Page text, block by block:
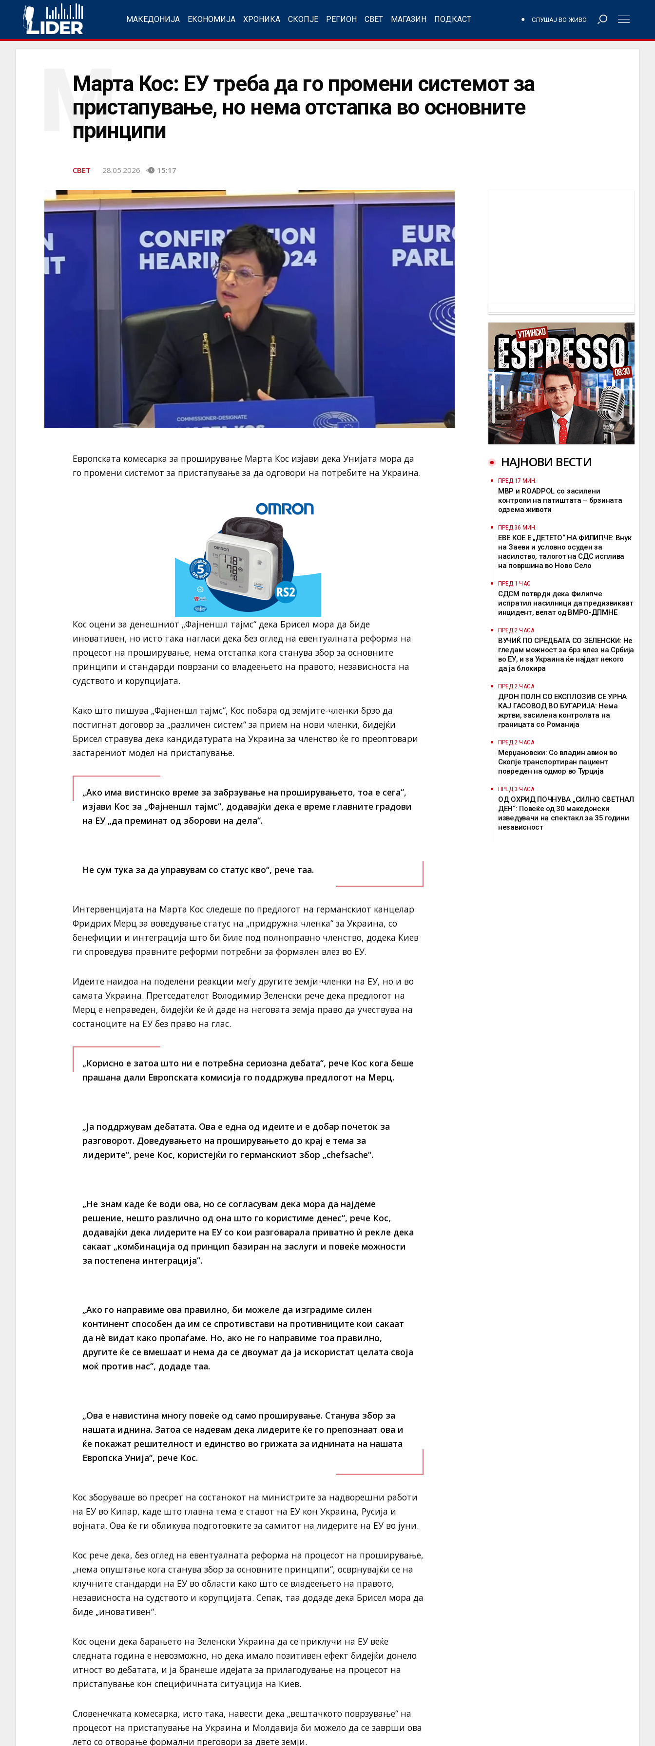
МАКЕДОНИЈА ЕКОНОМИЈА ХРОНИКА СКОПЈЕ РЕГИОН СВЕТ МАГАЗИН ПОДКАСТ СЛУШАЈ ВО ЖИВО
Марта Кос: ЕУ треба да го промени системот за
пристапување, но нема отстапка во основните
принципи
М
СВЕТ 28.05.2026. 15:17
Европската комесарка за проширување Марта Кос изјави дека Унијата мора да
го промени системот за пристапување за да одговори на потребите на Украина.
Кос оцени за денешниот „Фајненшл тајмс“ дека Брисел мора да биде
иновативен, но исто така нагласи дека без оглед на евентуалната реформа на
процесот на проширување, нема отстапка кога станува збор за основните
принципи и стандарди поврзани со владеењето на правото, независноста на
судството и корупцијата.
Како што пишува „Фајненшл тајмс“, Кос побара од земјите-членки брзо да
постигнат договор за „различен систем“ за прием на нови членки, бидејќи
Брисел стравува дека кандидатурата на Украина за членство ќе го преоптовари
застарениот модел на пристапување.
„Ако има вистинско време за забрзување на проширувањето, тоа е сега“,
изјави Кос за „Фајненшл тајмс“, додавајќи дека е време главните градови
на ЕУ „да преминат од зборови на дела“.
Не сум тука за да управувам со статус кво“, рече таа.
Интервенцијата на Марта Кос следеше по предлогот на германскиот канцелар
Фридрих Мерц за воведување статус на „придружна членка“ за Украина, со
бенефиции и интеграција што би биле под полноправно членство, додека Киев
ги спроведува правните реформи потребни за формален влез во ЕУ.
Идеите наидоа на поделени реакции меѓу другите земји-членки на ЕУ, но и во
самата Украина. Претседателот Володимир Зеленски рече дека предлогот на
Мерц е неправеден, бидејќи ќе ѝ даде на неговата земја право да учествува на
состаноците на ЕУ без право на глас.
„Корисно е затоа што ни е потребна сериозна дебата“, рече Кос кога беше
прашана дали Европската комисија го поддржува предлогот на Мерц.
„Ја поддржувам дебатата. Ова е една од идеите и е добар почеток за
разговорот. Доведувањето на проширувањето до крај е тема за
лидерите“, рече Кос, користејќи го германскиот збор „chefsache“.
„Не знам каде ќе води ова, но се согласувам дека мора да најдеме
решение, нешто различно од она што го користиме денес“, рече Кос,
додавајќи дека лидерите на ЕУ со кои разговарала приватно ѝ рекле дека
сакаат „комбинација од принцип базиран на заслуги и повеќе можности
за постепена интеграција“.
„Ако го направиме ова правилно, би можеле да изградиме силен
континент способен да им се спротивстави на противниците кои сакаат
да нè видат како пропаѓаме. Но, ако не го направиме тоа правилно,
другите ќе се вмешаат и нема да се двоумат да ја искористат целата своја
моќ против нас“, додаде таа.
„Ова е навистина многу повеќе од само проширување. Станува збор за
нашата иднина. Затоа се надевам дека лидерите ќе го препознаат ова и
ќе покажат решителност и единство во грижата за иднината на нашата
Европска Унија“, рече Кос.
Кос зборуваше во пресрет на состанокот на министрите за надворешни работи
на ЕУ во Кипар, каде што главна тема е ставот на ЕУ кон Украина, Русија и
војната. Ова ќе ги обликува подготовките за самитот на лидерите на ЕУ во јуни.
Кос рече дека, без оглед на евентуалната реформа на процесот на проширување,
„нема опуштање кога станува збор за основните принципи“, осврнувајќи се на
клучните стандарди на ЕУ во области како што се владеењето на правото,
независноста на судството и корупцијата. Сепак, таа додаде дека Брисел мора да
биде „иновативен“.
Кос оцени дека барањето на Зеленски Украина да се приклучи на ЕУ веќе
следната година е невозможно, но дека имало позитивен ефект бидејќи донело
итност во дебатата, и ја бранеше идејата за прилагодување на процесот на
пристапување кон специфичната ситуација на Киев.
Словенечката комесарка, исто така, навести дека „вештачкото поврзување“ на
процесот на пристапување на Украина и Молдавија би можело да се заврши ова
лето со отворање формални преговори за двете земји.
НАЈНОВИ ВЕСТИ
ПРЕД 17 МИН.
МВР и ROADPOL со засилени
контроли на патиштата – брзината
одзема животи
ПРЕД 36 МИН.
ЕВЕ КОЕ Е „ДЕТЕТО“ НА ФИЛИПЧЕ: Внук
на Заеви и условно осуден за
насилство, талогот на СДС исплива
на површина во Ново Село
ПРЕД 1 ЧАС
СДСМ потврди дека Филипче
испратил насилници да предизвикаат
инцидент, велат од ВМРО-ДПМНЕ
ПРЕД 2 ЧАСА
ВУЧИЌ ПО СРЕДБАТА СО ЗЕЛЕНСКИ: Не
гледам можност за брз влез на Србија
во ЕУ, и за Украина ќе најдат некого
да ја блокира
ПРЕД 2 ЧАСА
ДРОН ПОЛН СО ЕКСПЛОЗИВ СЕ УРНА
КАЈ ГАСОВОД ВО БУГАРИЈА: Нема
жртви, засилена контролата на
границата со Романија
ПРЕД 2 ЧАСА
Мерџановски: Со владин авион во
Скопје транспортиран пациент
повреден на одмор во Турција
ПРЕД 3 ЧАСА
ОД ОХРИД ПОЧНУВА „СИЛНО СВЕТНАЛ
ДЕН“: Повеќе од 30 македонски
изведувачи на спектакл за 35 години
независност